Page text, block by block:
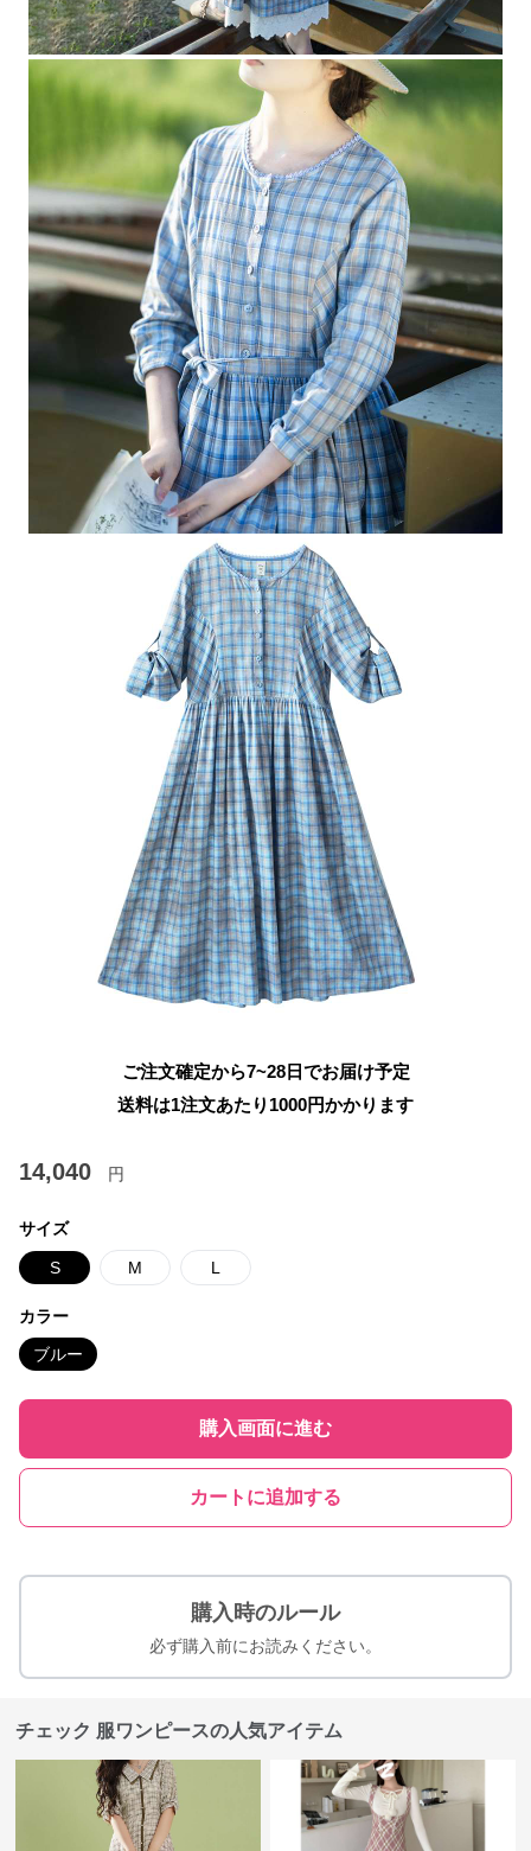
ご注文確定から7~28日でお届け予定
送料は1注文あたり 1000円かかります
14,040 円
サイズ
S M L
カラー
ブルー
購入画面に進む
カートに追加する
購入時のルール
必ず購入前にお読みください。
チェック 服ワンピースの人気アイテム